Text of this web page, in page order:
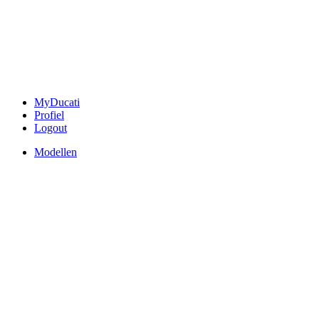
MyDucati
Profiel
Logout
Modellen